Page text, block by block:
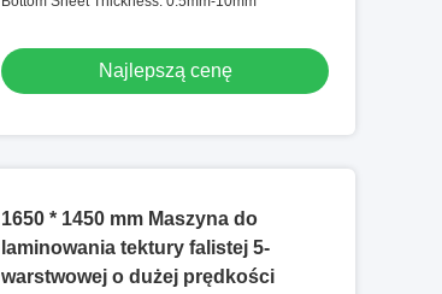
Najlepszą cenę
1650 * 1450 mm Maszyna do
laminowania tektury falistej 5-
warstwowej o dużej prędkości